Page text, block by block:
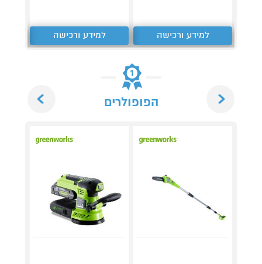
למידע ורכישה למידע ורכישה
הפופולרים